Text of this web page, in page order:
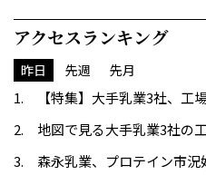
アクセスランキング
昨日 先週 先月
【特集】大手乳業3社、工
地図で見る大手乳業3社の
森永乳業、プロテイン市